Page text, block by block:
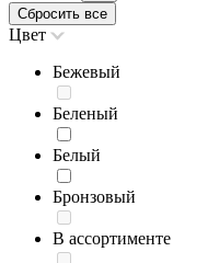
Сбросить все
Цвет
Бежевый
Беленый
Белый
Бронзовый
В ассортименте